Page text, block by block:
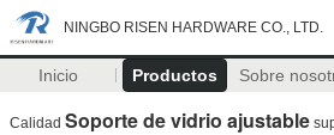
NINGBO RISEN HARDWARE CO., LTD.
Inicio Productos Sobre
Calidad Soporte de vidrio ajustable